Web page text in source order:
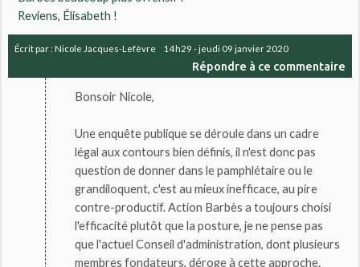
Reviens, Élisabeth !
Écrit par : Nicole Jacques-Lefèvre 14h29 -jeudi 09 janvier 2020
Répondre à ce commentaire
Bonsoir Nicole,
Une enquête publique se déroule dans un cadre
légal aux contours bien définis, il n'est donc pas
question de donner dans le pamphlétaire ou le
grandiloquent, c'est au mieux inefficace, au pire
contre-productif. Action Barbès a toujours choisi
l'efficacité plutôt que la posture, je ne pense pas
que l'actuel Conseil d'administration, dont plusieurs
membres fondateurs, déroge à cette approche.